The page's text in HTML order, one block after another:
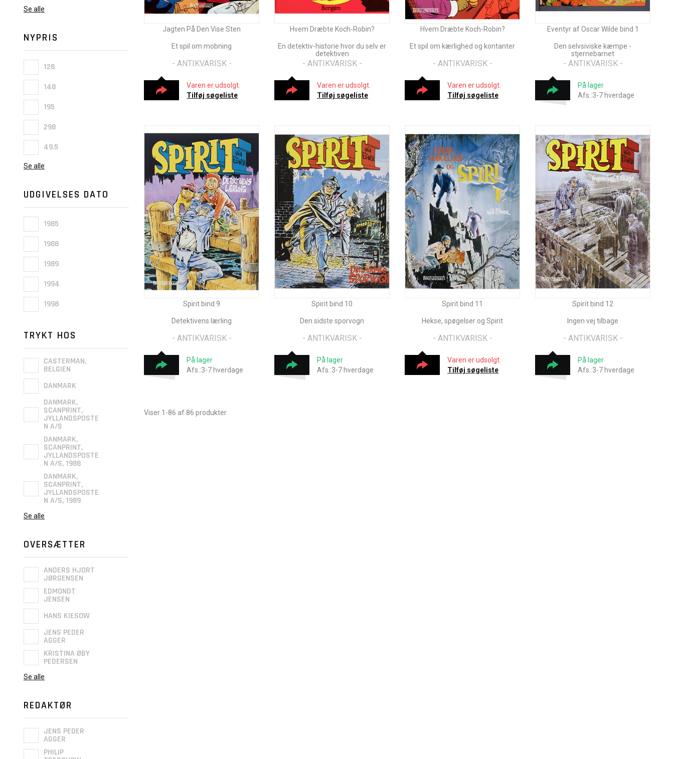
Se alle
NYPRIS
128
148
195
298
49.5
Se alle
UDGIVELSES DATO
1985
1988
1989
1994
1998
TRYKT HOS
CASTERMAN,
BELGIEN
DANMARK
DANMARK,
SCANPRINT,
JYLLANDSPOSTE
N A/S
DANMARK,
SCANPRINT,
JYLLANDSPOSTE
N A/S, 1988
DANMARK,
SCANPRINT,
JYLLANDSPOSTE
N A/S, 1989
Se alle
OVERSÆTTER
ANDERS HJORT
JØRGENSEN
EDMONDT
JENSEN
HANS KIESOW
JENS PEDER
AGGER
KRISTINA ØBY
PEDERSEN
Se alle
REDAKTØR
JENS PEDER
AGGER
PHILIP
Jagten På Den Vise Sten
Et spil om mobning
- ANTIKVARISK -
Varen er udsolgt.
Tilføj søgeliste
Hvem Dræbte Koch-Robin?
En detektiv-historie hvor du selv er
detektiven
- ANTIKVARISK -
Varen er udsolgt.
Tilføj søgeliste
Hvem Dræbte Koch-Robin?
Et spil om kærlighed og kontanter
- ANTIKVARISK -
Varen er udsolgt.
Tilføj søgeliste
Eventyr af Oscar Wilde bind 1
Den selvsiviske kæmpe -
stjernebarnet
- ANTIKVARISK -
På lager
Afs.:3-7 hverdage
Spirit bind 9
Detektivens lærling
- ANTIKVARISK -
På lager
Afs.:3-7 hverdage
Spirit bind 10
Den sidste sporvogn
- ANTIKVARISK -
På lager
Afs.:3-7 hverdage
Spirit bind 11
Hekse, spøgelser og Spirit
- ANTIKVARISK -
Varen er udsolgt.
Tilføj søgeliste
Spirit bind 12
Ingen vej tilbage
- ANTIKVARISK -
På lager
Afs.:3-7 hverdage
Viser 1-86 af 86 produkter